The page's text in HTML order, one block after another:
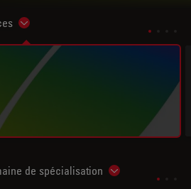
Show subnavigation
de spécialisation Show